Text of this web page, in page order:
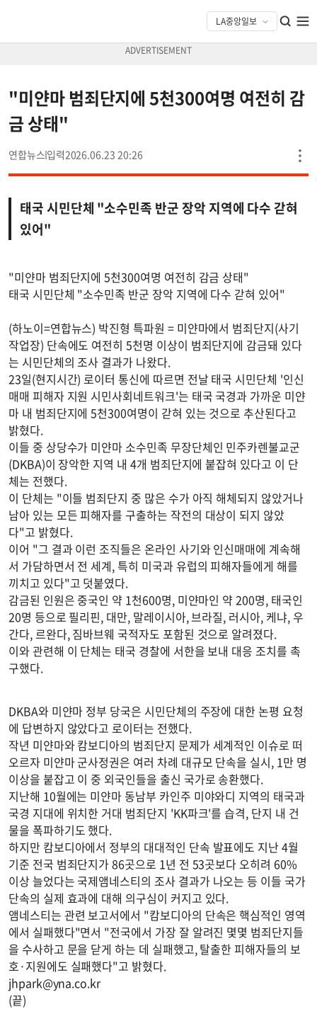
"미얀마 범죄단지에 5천300여명 여전히 감
금 상태"
연합뉴스 2026.06.23 20:26
태국 시민단체 "소수민족 반군 장악 지역에 다수 갇혀
있어"
"미얀마 범죄단지에 5천300여명 여전히 감금 상태"
태국 시민단체 "소수민족 반군 장악 지역에 다수 갇혀 있어"
(하노이=연합뉴스) 박진형 특파원 = 미얀마에서 범죄단지(사기
작업장) 단속에도 여전히 5천명 이상이 범죄단지에 감금돼 있다
는 시민단체의 조사 결과가 나왔다.
23일(현지시간) 로이터 통신에 따르면 전날 태국 시민단체 '인신
매매 피해자 지원 시민사회네트워크'는 태국 국경과 가까운 미얀
마 내 범죄단지에 5천300여명이 갇혀 있는 것으로 추산된다고
밝혔다.
이들 중 상당수가 미얀마 소수민족 무장단체인 민주카렌불교군
(DKBA)이 장악한 지역 내 4개 범죄단지에 붙잡혀 있다고 이 단
체는 전했다.
이 단체는 "이들 범죄단지 중 많은 수가 아직 해체되지 않았거나
남아 있는 모든 피해자를 구출하는 작전의 대상이 되지 않았
다"고 밝혔다.
이어 "그 결과 이런 조직들은 온라인 사기와 인신매매에 계속해
서 가담하면서 전 세계, 특히 미국과 유럽의 피해자들에게 해를
끼치고 있다"고 덧붙였다.
감금된 인원은 중국인 약 1천600명, 미얀마인 약 200명, 태국인
20명 등으로 필리핀, 대만, 말레이시아, 브라질, 러시아, 케냐, 우
간다, 르완다, 짐바브웨 국적자도 포함된 것으로 알려졌다.
이와 관련해 이 단체는 태국 경찰에 서한을 보내 대응 조치를 촉
구했다.
DKBA와 미얀마 정부 당국은 시민단체의 주장에 대한 논평 요청
에 답변하지 않았다고 로이터는 전했다.
작년 미얀마와 캄보디아의 범죄단지 문제가 세계적인 이슈로 떠
오르자 미얀마 군사정권은 여러 차례 대규모 단속을 실시, 1만 명
이상을 붙잡고 이 중 외국인들을 출신 국가로 송환했다.
지난해 10월에는 미얀마 동남부 카인주 미야와디 지역의 태국과
국경 지대에 위치한 거대 범죄단지 'KK파크'를 습격, 단지 내 건
물을 폭파하기도 했다.
하지만 캄보디아에서 정부의 대대적인 단속 발표에도 지난 4월
기준 전국 범죄단지가 86곳으로 1년 전 53곳보다 오히려 60%
이상 늘었다는 국제앰네스티의 조사 결과가 나오는 등 이들 국가
단속의 실제 효과에 대해 의구심이 커지고 있다.
앰네스티는 관련 보고서에서 "캄보디아의 단속은 핵심적인 영역
에서 실패했다"면서 "전국에서 가장 잘 알려진 몇몇 범죄단지들
을 수사하고 문을 닫게 하는 데 실패했고, 탈출한 피해자들의 보
호·지원에도 실패했다"고 밝혔다.
jhpark@yna.co.kr
(끝)